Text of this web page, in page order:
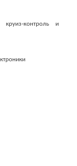
контроль и